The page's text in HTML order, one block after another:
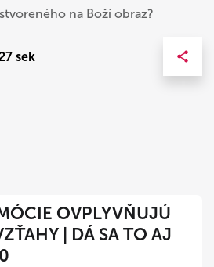
na Boží obraz?
sek
OVPLYVŇUJÚ
| DÁ SA TO AJ